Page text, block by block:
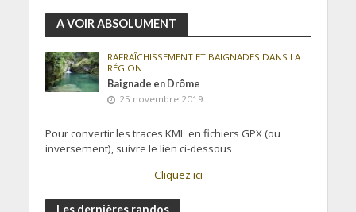
A VOIR ABSOLUMENT
RAFRAÎCHISSEMENT ET BAIGNADES DANS LA
RÉGION
Baignade en Drôme
25 novembre 2019
Pour convertir les traces KML en fichiers GPX (ou
inversement), suivre le lien ci-dessous
Cliquez ici
Les dernières randos